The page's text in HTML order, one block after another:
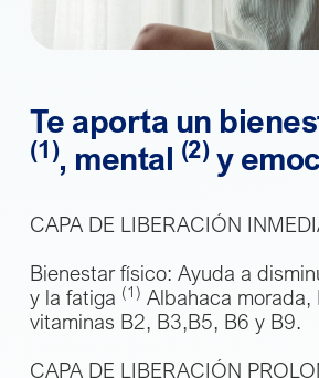
Te aporta un
(1), mental (2)y
CAPA DE LIBERACIÓN
Bienestar físico: Ayuda a
y la fatiga (1) Albahaca morada,
vitaminas B2, B3,B5, B6 y B9.
CAPA DE LIBERACIÓN